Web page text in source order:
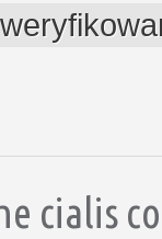
cialis